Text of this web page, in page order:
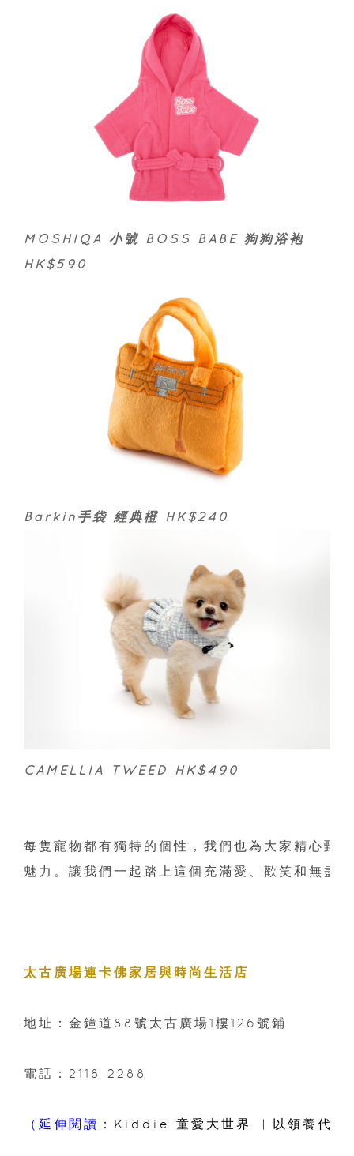
MOSHIQA 小號 BOSS BABE 狗狗浴袍
HK$590
Barkin手袋 經典橙 HK$240
CAMELLIA TWEED HK$
每隻寵物都有獨特的個性，我們也為大家精心甄
魅力。讓我們一起踏上這個充滿愛、歡笑和無盡
太古廣場連卡佛家居與時尚生活店
地址：金鐘道88號太古廣場1樓126號鋪
電話：2118 2288
（延伸閱讀： Kiddie 童愛大世界 ︳以領養代替